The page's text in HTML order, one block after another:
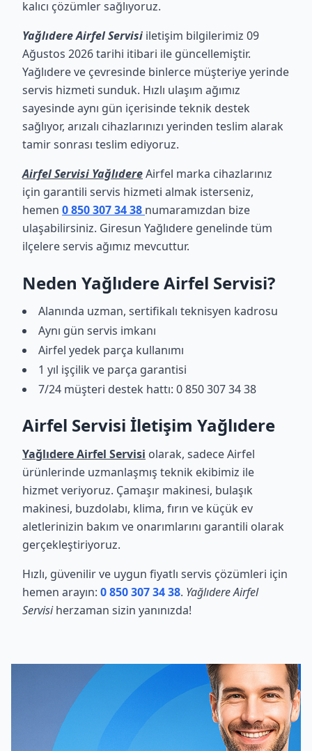
kalıcı çözümler sağlıyoruz.
Yağlıdere Airfel Servisi iletişim bilgilerimiz 09
Ağustos 2026 tarihi itibari ile güncellemiştir.
Yağlıdere ve çevresinde binlerce müşteriye yerinde
servis hizmeti sunduk. Hızlı ulaşım ağımız
sayesinde aynı gün içerisinde teknik destek
sağlıyor, arızalı cihazlarınızı yerinden teslim alarak
tamir sonrası teslim ediyoruz.
Airfel Servisi YağlıdereAirfel marka cihazlarınız
için garantili servis hizmeti almak isterseniz,
hemen 0 850 307 34 38 numaramızdan bize
ulaşabilirsiniz. Giresun Yağlıdere genelinde tüm
ilçelere servis ağımız mevcuttur.
Neden Yağlıdere Airfel Servisi?
Alanında uzman, sertifikalı teknisyen kadrosu
Aynı gün servis imkanı
Airfel yedek parça kullanımı
1 yıl işçilik ve parça garantisi
7/24 müşteri destek hattı: 0 850 307 34 38
Airfel Servisi İletişim Yağlıdere
Yağlıdere Airfel Servisi olarak, sadece Airfel
ürünlerinde uzmanlaşmış teknik ekibimiz ile
hizmet veriyoruz. Çamaşır makinesi, bulaşık
makinesi, buzdolabı, klima, fırın ve küçük ev
aletlerinizin bakım ve onarımlarını garantili olarak
gerçekleştiriyoruz.
Hızlı, güvenilir ve uygun fiyatlı servis çözümleri için
hemen arayın: 0 850 307 34 38. Yağlıdere Airfel
Servisiherzaman sizin yanınızda!